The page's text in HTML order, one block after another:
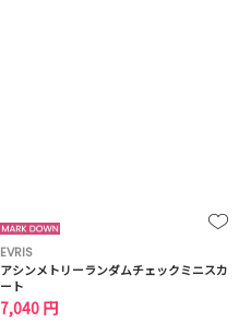
EVRIS
アシンメトリーランダムチェックミニスカ
ート
7,040 円